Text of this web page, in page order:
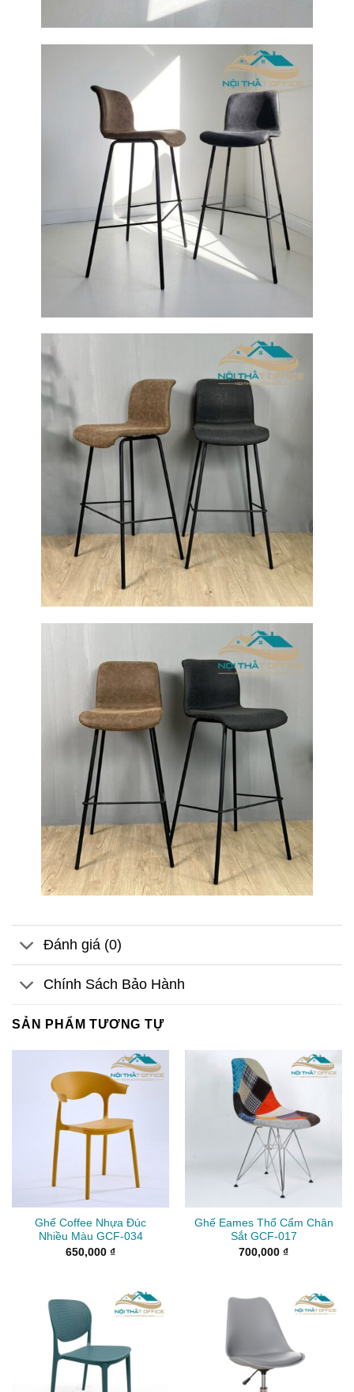
Đánh giá (0)
Chính Sách Bảo Hành
SẢN PHẨM TƯƠNG TỰ
Ghế Coffee Nhựa Đúc
Nhiều Màu GCF-034
650,000 ₫
Ghế Eames Thổ Cẩm Chân
Sắt GCF-017
700,000 ₫